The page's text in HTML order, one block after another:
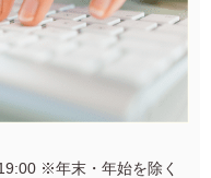
※年末・年始を除く